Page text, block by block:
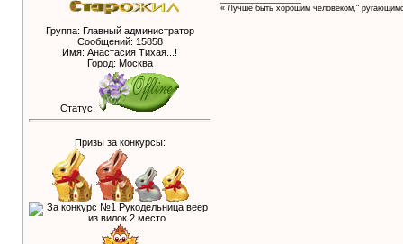
Группа: Главный администратор
Сообщений: 15858
Имя: Анастасия Тихая...!
Город: Москва
Статус:
Призы за конкурсы:
« Лучше быть хорошим человеком,"